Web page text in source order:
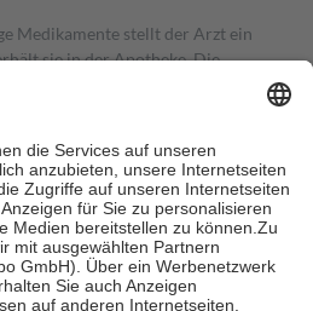
Medikamente stellt der Arzt ein
sie in der Apotheke. Die
übernimmt in der Regel die
trägt einen Teil davon als Zuzahlung
Zuzahlungen in Höhe von zehn
mindestens jedochfünf Euround
jedoch nie mehr als die tatsächlichen
auch für Online-Apotheken.
Krankenpflege beträgt die